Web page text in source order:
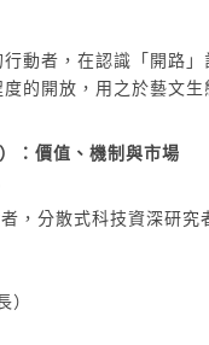
動者，在認識「開路
的開放，用之於藝文生
：價值、機制與市場
，分散式科技資深研究
）